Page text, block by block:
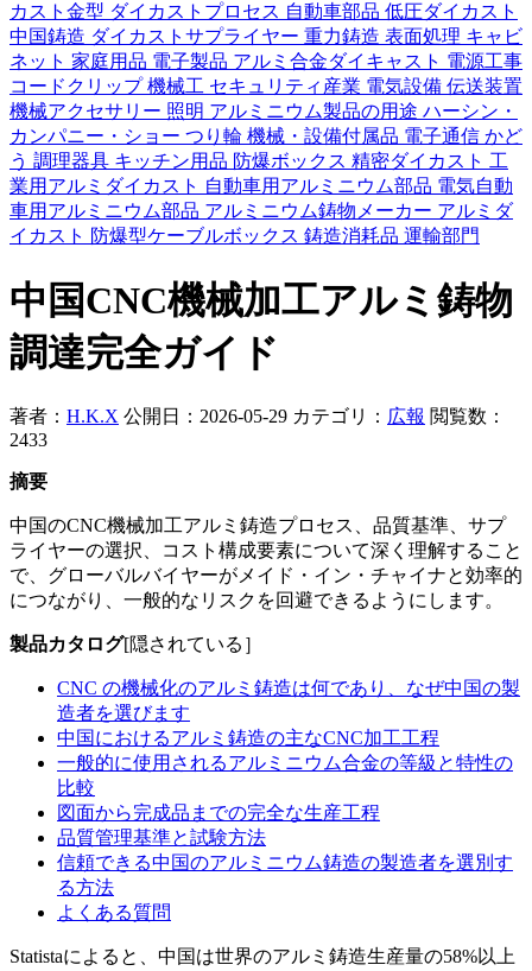
カスト金型 ダイカストプロセス 自動車部品 低圧ダイカスト
中国鋳造 ダイカストサプライヤー 重力鋳造 表面処理 キャビ
ネット 家庭用品 電子製品 アルミ合金ダイキャスト 電源工事
コードクリップ機械工 セキュリティ産業 電気設備 伝送装置
機械アクセサリー 照明 アルミニウム製品の用途 ハーシン・
カンパニー・ショー つり輪 機械・設備付属品 電子通信 かど
う 調理器具 キッチン用品 防爆ボックス 精密ダイカスト 工
業用アルミダイカスト 自動車用アルミニウム部品 電気自動
車用アルミニウム部品 アルミニウム鋳物メーカー アルミダ
イカスト 防爆型ケーブルボックス 鋳造消耗品 運輸部門
中国CNC機械加工アルミ鋳物
調達完全ガイド
著者： H.K.X 公開日：2026-05-29 カテゴリ： 広報 閲覧数：
2433
摘要
中国のCNC機械加工アルミ鋳造プロセス、品質基準、サプ
ライヤーの選択、コスト構成要素について深く理解すること
で、グローバルバイヤーがメイド・イン・チャイナと効率的
につながり、一般的なリスクを回避できるようにします。
製品カタログ[隠されている］
CNC の機械化のアルミ鋳造は何であり、なぜ中国の製
造者を選びます
中国におけるアルミ鋳造の主なCNC加工工程
一般的に使用されるアルミニウム合金の等級と特性の
比較
図面から完成品までの完全な生産工程
品質管理基準と試験方法
信頼できる中国のアルミニウム鋳造の製造者を選別す
る方法
よくある質問
Statistaによると、中国は世界のアルミ鋳造生産量の58%以上